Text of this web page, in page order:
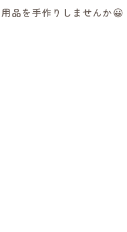
品を手作りしませんか😀